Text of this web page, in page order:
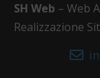
SH Web – Web
Realizzazione